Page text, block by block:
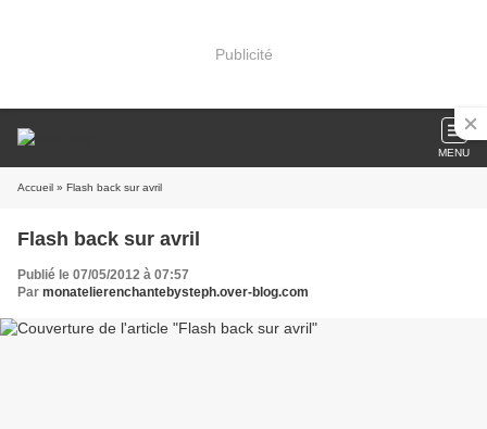
Publicité
MENU
Accueil » Flash back sur avril
Flash back sur avril
Publié le 07/05/2012 à 07:57
Par monatelierenchantebysteph.over-blog.com